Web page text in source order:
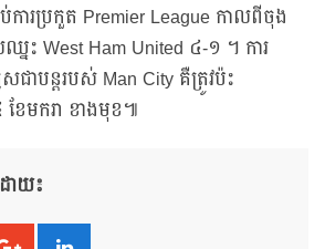
ការប្រកួត Premier League កាលពីចុង
នះ West Ham United ៤-១ ។ ការ
ាបន្តរបស់ Man City គឺត្រូវប៉ះ
ខែមករា ខាងមុខ៕
ោយ៖